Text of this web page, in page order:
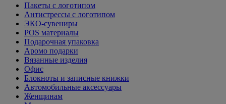
Пакеты с логотипом
Антистрессы с логотипом
ЭКО-сувениры
POS материалы
Подарочная упаковка
Аромо подарки
Вязанные изделия
Офис
Блокноты и записные книжки
Автомобильные аксессуары
Женщинам